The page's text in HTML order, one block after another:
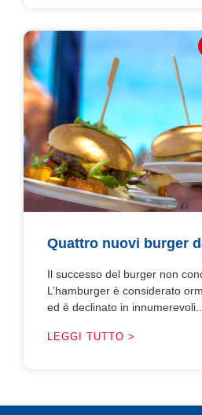
Quattro nuovi burger
Il successo del burger non
L’hamburger è considerato
ed è declinato in innumerevoli...
LEGGI TUTTO >